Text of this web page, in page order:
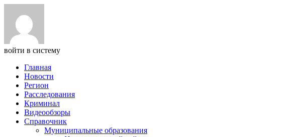
войти в систему
Главная
Новости
Регион
Расследования
Криминал
Видеообзоры
Справочник
Муниципальные образования